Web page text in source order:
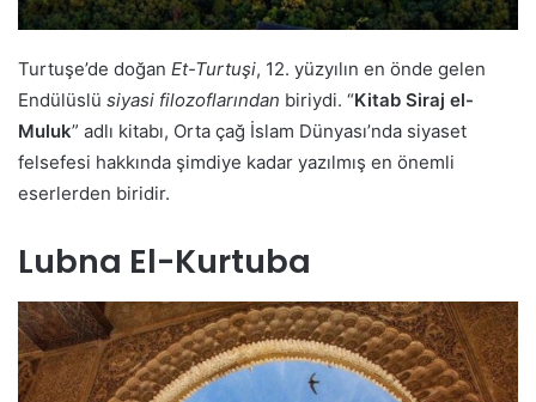
Turtuşe’de doğan Et-Turtuşi, 12. yüzyılın en önde gelen
Endülüslü siyasi filozoflarından biriydi. “Kitab Siraj el-
Muluk” adlı kitabı, Orta çağ İslam Dünyası’nda siyaset
felsefesi hakkında şimdiye kadar yazılmış en önemli
eserlerden biridir.
Lubna El-Kurtuba